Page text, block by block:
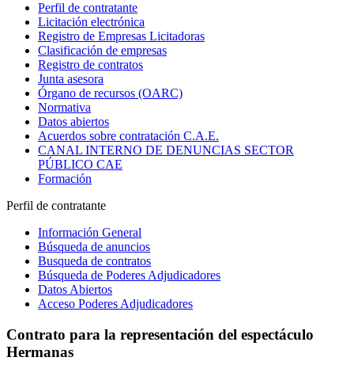
Perfil de contratante
Licitación electrónica
Registro de Empresas Licitadoras
Clasificación de empresas
Registro de contratos
Junta asesora
Órgano de recursos (OARC)
Normativa
Datos abiertos
Acuerdos sobre contratación C.A.E.
CANAL INTERNO DE DENUNCIAS SECTOR
PÚBLICO CAE
Formación
Perfil de contratante
Información General
Búsqueda de anuncios
Busqueda de contratos
Búsqueda de Poderes Adjudicadores
Datos Abiertos
Acceso Poderes Adjudicadores
Contrato para la representación del espectáculo
Hermanas